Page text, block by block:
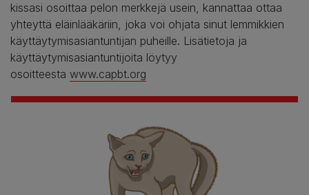
kissasi osoittaa pelon merkkejä usein, kannattaa ottaa
yhteyttä eläinlääkäriin, joka voi ohjata sinut lemmikkien
käyttäytymisasiantuntijan puheille. Lisätietoja ja
käyttäytymisasiantuntijoita löytyy
osoitteesta www.capbt.org